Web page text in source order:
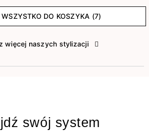
DO KOSZYKA (7)
więcej naszych stylizacji
swój system